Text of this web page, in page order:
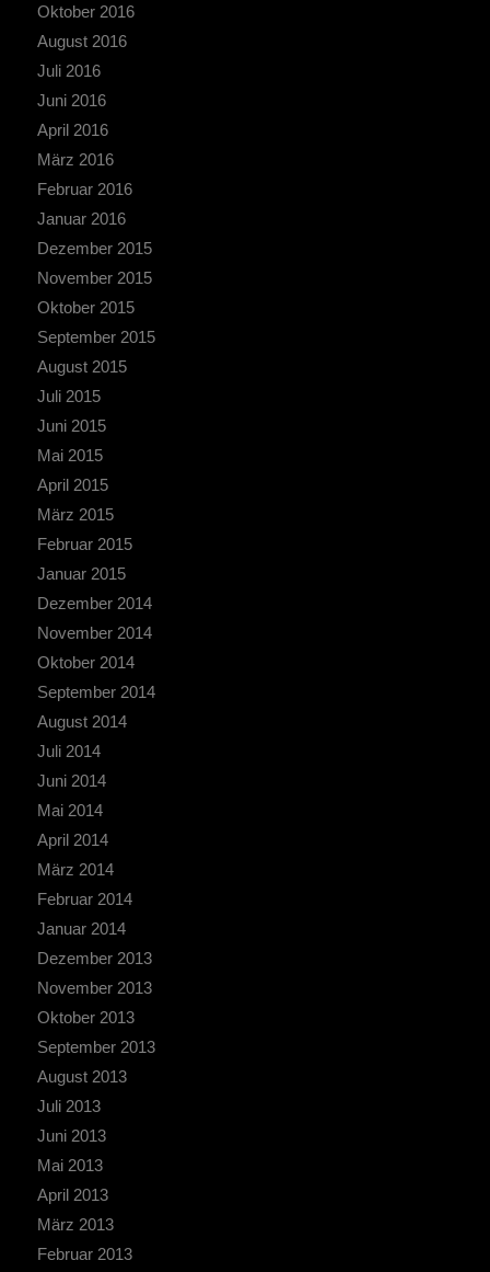
Oktober 2016
August 2016
Juli 2016
Juni 2016
April 2016
März 2016
Februar 2016
Januar 2016
Dezember 2015
November 2015
Oktober 2015
September 2015
August 2015
Juli 2015
Juni 2015
Mai 2015
April 2015
März 2015
Februar 2015
Januar 2015
Dezember 2014
November 2014
Oktober 2014
September 2014
August 2014
Juli 2014
Juni 2014
Mai 2014
April 2014
März 2014
Februar 2014
Januar 2014
Dezember 2013
November 2013
Oktober 2013
September 2013
August 2013
Juli 2013
Juni 2013
Mai 2013
April 2013
März 2013
Februar 2013